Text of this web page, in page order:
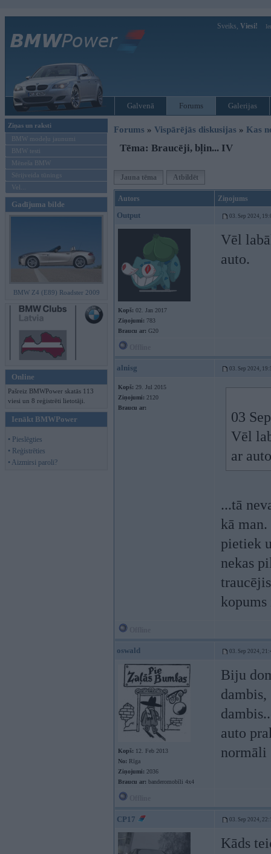
Sveiks, Viesi!
Galvenā Forums Galerijas
Ziņas un raksti
BMW modeļu jaunumi
BMW testi
Mēneša BMW
Sērijveida tūnings
Vel...
Gadījuma bilde
BMW Z4 (E89) Roadster 2009
Online
Pašreiz BMWPower skatās 113
viesi un 8 reģistrēti lietotāji.
Ienākt BMWPower
• Pieslēgties
• Reģistrēties
• Aizmirsi paroli?
Forums » Vispārējās diskusijas » Kas
Tēma: Braucēji, bļin... IV
Jauna tēma Atbildēt
Autors Ziņojums
Output 03. Sep 2024,
Kopš: 02. Jan 2017
Ziņojumi: 783
Braucu ar: G20
Vēl
auto.
alnisg 03. Sep 2024,
Kopš: 29. Jul 2015
Ziņojumi: 2120
Braucu ar:
03
Vēl
ar
...tā
kā
pietiek
nekas
oswald 03. Sep 2024,
Kopš: 12. Feb 2013
No: Rīga
Ziņojumi: 2036
Braucu ar: banderomobīli 4x4
Biju
auto
normāli
CP17 03. Sep 2024,
Kāds